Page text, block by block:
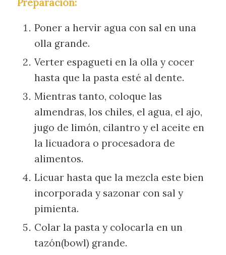
Preparación:
Poner a hervir agua con sal en una
olla grande.
Verter espagueti en la olla y cocer
hasta que la pasta esté al dente.
Mientras tanto, coloque las
almendras, los chiles, el agua, el ajo,
jugo de limón, cilantro y el aceite en
la licuadora o procesadora de
alimentos.
Licuar hasta que la mezcla este bien
incorporada y sazonar con sal y
pimienta.
Colar la pasta y colocarla en un
tazón(bowl) grande.